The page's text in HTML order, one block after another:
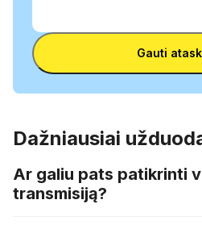
Įvesk VIN
Gauti
Dažniausiai
Ar galiu pats patikrinti
transmisiją?